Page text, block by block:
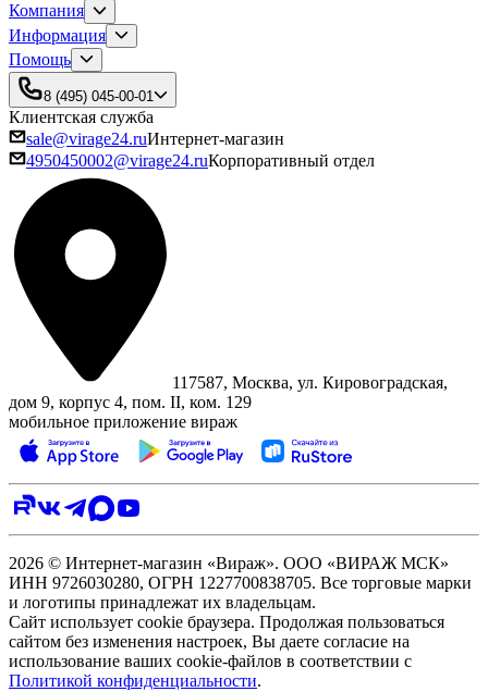
Компания
Информация
Помощь
8 (495) 045-00-01
Клиентская служба
sale@virage24.ruИнтернет-магазин
4950450002@virage24.ruКорпоративный отдел
117587, Москва, ул. Кировоградская,
дом 9, корпус 4, пом. II, ком. 129
мобильное приложение вираж
2026 © Интернет-магазин «Вираж». ООО «ВИРАЖ МСК»
ИНН 9726030280, ОГРН 1227700838705. Все торговые марки
и логотипы принадлежат их владельцам.
Сайт использует cookie браузера. Продолжая пользоваться
сайтом без изменения настроек, Вы даете согласие на
использование ваших cookie-файлов в соответствии с
Политикой конфиденциальности.